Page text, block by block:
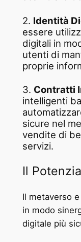
2. Identità
essere
digitali in
utenti di
proprie
3. Contratti
intelligenti
sicure nel
vendite di
servizi.
Il
Il metaverso
in modo
digitale più